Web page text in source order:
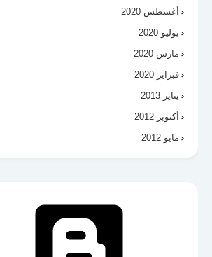
أغسطس 2020
يوليو 2020
مارس 2020
فبراير 2020
يناير 2013
أكتوبر 2012
مايو 2012